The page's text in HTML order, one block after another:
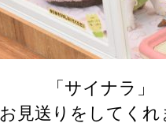
「サイナラ」
見送りをしてくれ